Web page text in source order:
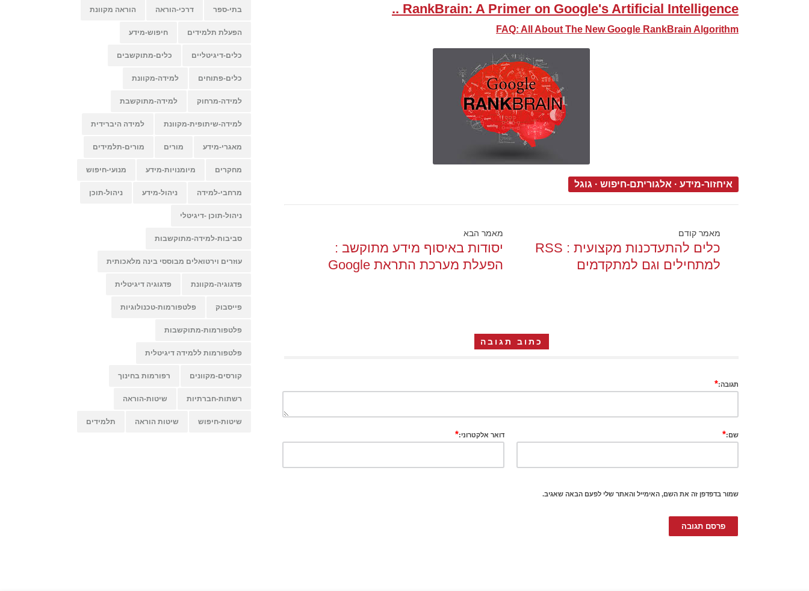
RankBrain: A Primer on Google's Artificial Intelligence ..
FAQ: All About The New Google RankBrain Algorithm
איחזור-מידע · אלגוריתם-חיפוש · גוגל
מאמר קודם
כלים להתעדכנות מקצועית : RSS
למתחילים וגם למתקדמים
מאמר הבא
יסודות באיסוף מידע מתוקשב :
הפעלת מערכת התראת Google
כתוב תגובה
תגובה:*
שם:* דואר אלקטרוני:*
שמור בדפדפן זה את השם, האימייל והאתר שלי לפעם הבאה שאגיב.
בתי-ספר דרכי-הוראה הוראה מקוונת
הפעלת תלמידים חיפוש-מידע
כלים-דיגיטליים כלים-מתוקשבים
כלים-פתוחים למידה-מקוונת
למידה-מרחוק למידה-מתוקשבת
למידה-שיתופית-מקוונת למידה היברידית
מאגרי-מידע מורים מורים-תלמידים
מחקרים מיומנויות-מידע מנועי-חיפוש
מרחבי-למידה ניהול-מידע ניהול-תוכן
ניהול-תוכן -דיגיטלי
סביבות-למידה-מתוקשבות
עוזרים וירטואלים מבוססי בינה מלאכותית
פדגוגיה-מקוונת פדגוגיה דיגיטלית
פייסבוק פלטפורמות-טכנולוגיות
פלטפורמות-מתוקשבות
פלטפורמות ללמידה דיגיטלית
קורסים-מקוונים רפורמות בחינוך
רשתות-חברתיות שיטות-הוראה
שיטות-חיפוש שיטות הוראה תלמידים